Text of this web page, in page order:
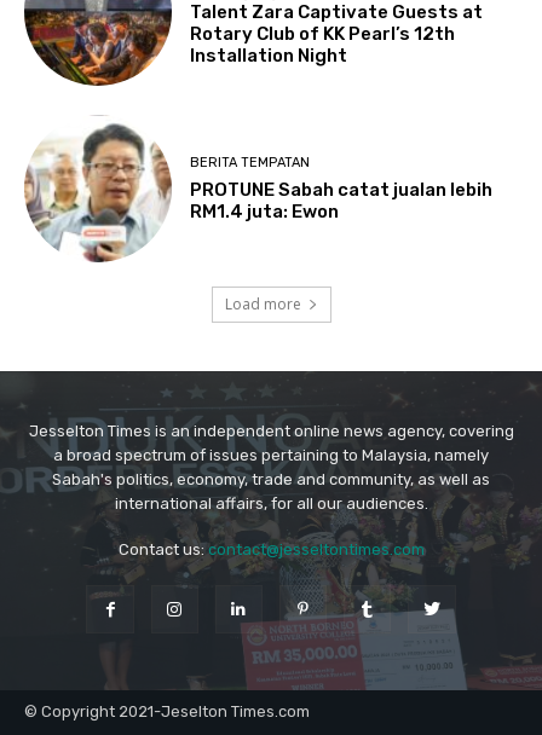
Jesselton Times is an independent online news agency, covering
a broad spectrum of issues pertaining to Malaysia, namely
Sabah's politics, economy, trade and community, as well as
international affairs, for all our audiences.
Contact us:contact@jesseltontimes.com
© Copyright 2021-Jeselton Times.com